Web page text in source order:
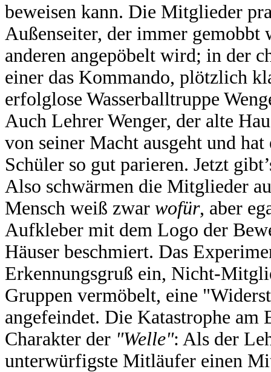
beweisen kann. Die Mitglieder
Außenseiter, der immer
anderen angepöbelt wird; in der
einer das Kommando, plötzlich
erfolglose Wasserballtruppe
Auch Lehrer Wenger, der alte
von seiner Macht ausgeht und
Schüler so gut parieren. Jetzt
Also schwärmen die Mitglieder
Mensch weiß zwar wofür, aber
Aufkleber mit dem Logo der
Häuser beschmiert. Das
Erkennungsgruß ein, Nicht-
Gruppen vermöbelt, eine
angefeindet. Die Katastrophe am
Charakter der "Welle": Als der
unterwürfigste Mitläufer einen